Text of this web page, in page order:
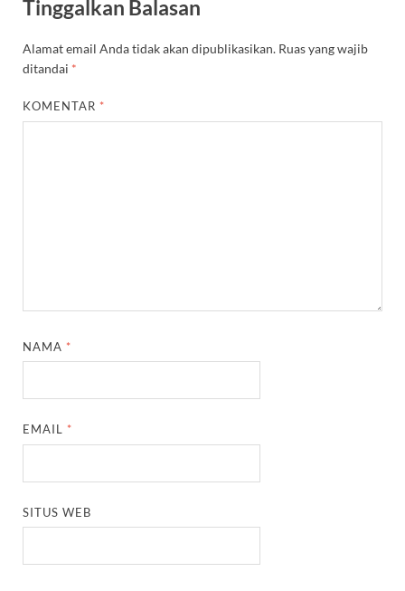
Tinggalkan Balasan
Alamat email Anda tidak akan dipublikasikan. Ruas yang wajib
ditandai *
KOMENTAR *
NAMA *
EMAIL *
SITUS WEB